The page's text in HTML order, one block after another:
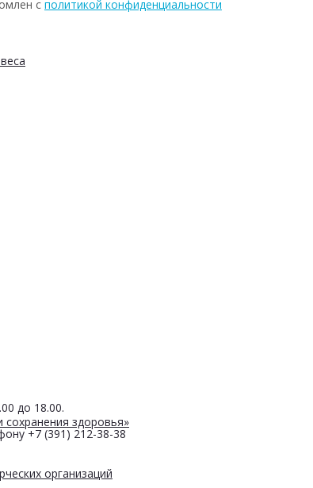
здоровья»
организаций
с политикой конфиденциальности
до 18.00.
+7 (391) 212-38-38